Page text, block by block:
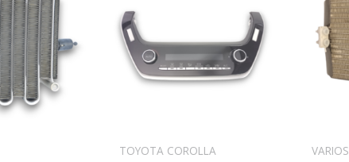
TOYOTA COROLLA
$489,000.
es:
$395,000.
VARIOS